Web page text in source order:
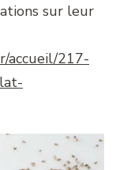
sur leur
accueil/217-